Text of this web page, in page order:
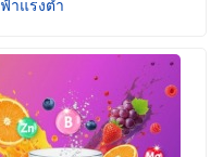
าแรงต่ำ